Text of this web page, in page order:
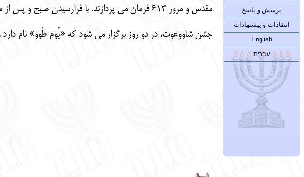
پرسش و پاسخ
انتقادات و پیشنهادات
English
עברית
مقدس و مرور 613 فرمان مي پردازند. با فرارسيدن صبح و پس از مراسم تفيلاي شحريت، با قرائت متن ده فرمان از سِفِر تورا، آن رخداد عظيم دوباره يادآوري مي شود.
جشن شاووعوت، در دو روز برگزار مي شود كه «يُوم طُوو» نام دارد